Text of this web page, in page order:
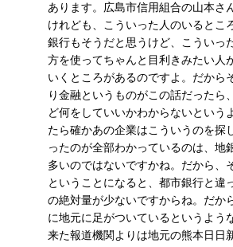
あります。広島市信用組合の山本さ
けれども、こういった人のいるとこ
銀行もそうだと思うけど、こういっ
方を使ってちゃんと目利きみたい人
いくところがあるのですよ。だから
り金融というものがこの話だったら
ど何をしていいかわからないという
たら確かあの企業はこういうのを探
ったのが全部わかっているのは、地
多いのではないですかね。だから、
ということになると、都市銀行と違
の絶対量が少ないですからね。だか
に地元に足がついているというよう
来た報道機関よりは地元の熊本日日